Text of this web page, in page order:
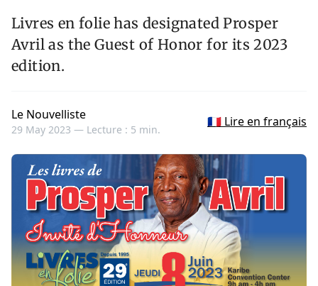
Livres en folie has designated Prosper
Avril as the Guest of Honor for its 2023
edition.
Le Nouvelliste
29 May 2023 — Lecture : 5 min.
🇫🇷 Lire en français